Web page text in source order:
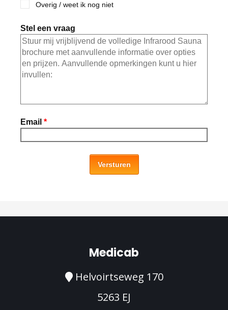
Overig / weet ik nog niet
Stel een vraag
Email *
Versturen
Medicab
Helvoirtseweg 170
5263 EJ